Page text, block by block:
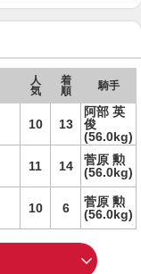
人
気
着
順
騎手
10 13
阿部 英
俊
(56.0kg)
11 14
菅原 勲
(56.0kg)
10 6
菅原 勲
(56.0kg)